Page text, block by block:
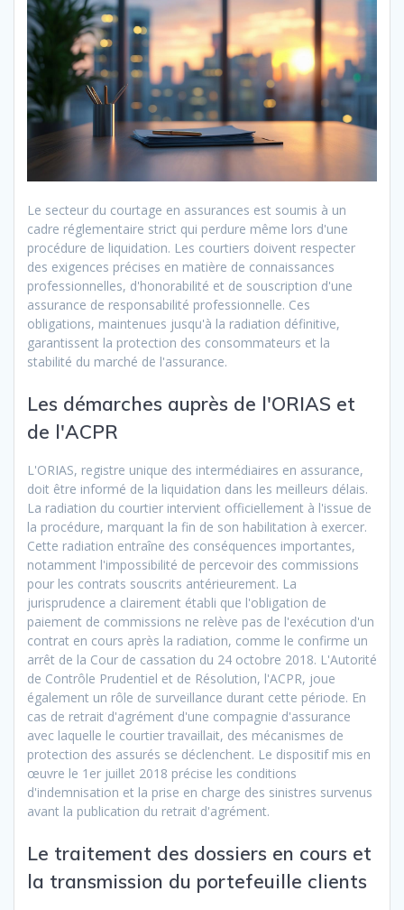
Le secteur du courtage en assurances est soumis à un
cadre réglementaire strict qui perdure même lors d'une
procédure de liquidation. Les courtiers doivent respecter
des exigences précises en matière de connaissances
professionnelles, d'honorabilité et de souscription d'une
assurance de responsabilité professionnelle. Ces
obligations, maintenues jusqu'à la radiation définitive,
garantissent la protection des consommateurs et la
stabilité du marché de l'assurance.
Les démarches auprès de l'ORIAS et
de l'ACPR
L'ORIAS, registre unique des intermédiaires en assurance,
doit être informé de la liquidation dans les meilleurs délais.
La radiation du courtier intervient officiellement à l'issue de
la procédure, marquant la fin de son habilitation à exercer.
Cette radiation entraîne des conséquences importantes,
notamment l'impossibilité de percevoir des commissions
pour les contrats souscrits antérieurement. La
jurisprudence a clairement établi que l'obligation de
paiement de commissions ne relève pas de l'exécution d'un
contrat en cours après la radiation, comme le confirme un
arrêt de la Cour de cassation du 24 octobre 2018. L'Autorité
de Contrôle Prudentiel et de Résolution, l'ACPR, joue
également un rôle de surveillance durant cette période. En
cas de retrait d'agrément d'une compagnie d'assurance
avec laquelle le courtier travaillait, des mécanismes de
protection des assurés se déclenchent. Le dispositif mis en
œuvre le 1er juillet 2018 précise les conditions
d'indemnisation et la prise en charge des sinistres survenus
avant la publication du retrait d'agrément.
Le traitement des dossiers en cours et
la transmission du portefeuille clients